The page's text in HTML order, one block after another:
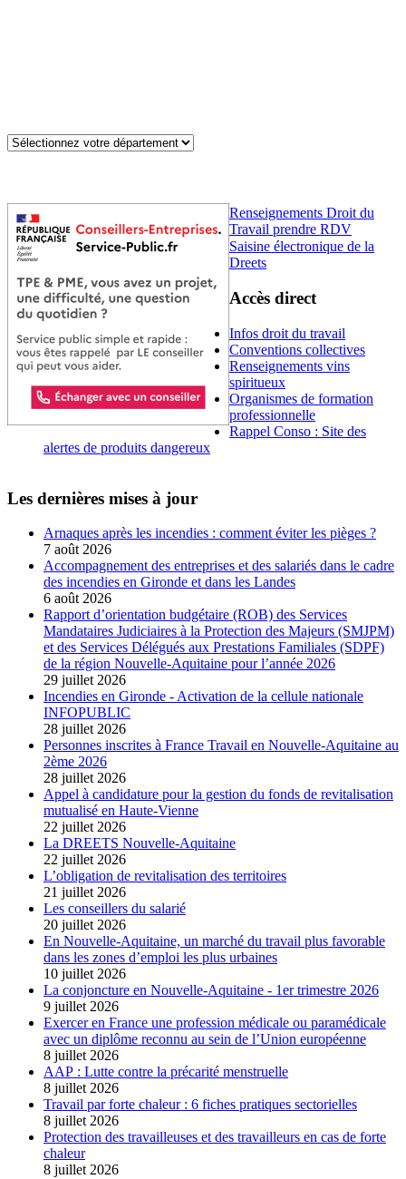
Renseignements Droit du
Travail prendre RDV
Saisine électronique de la
Dreets
Accès direct
Infos droit du travail
Conventions collectives
Renseignements vins
spiritueux
Organismes de formation
professionnelle
Rappel Conso : Site des
alertes de produits dangereux
Les dernières mises à jour
Arnaques après les incendies : comment éviter les pièges ?
7 août 2026
Accompagnement des entreprises et des salariés dans le cadre
des incendies en Gironde et dans les Landes
6 août 2026
Rapport d’orientation budgétaire (ROB) des Services
Mandataires Judiciaires à la Protection des Majeurs (SMJPM)
et des Services Délégués aux Prestations Familiales (SDPF)
de la région Nouvelle-Aquitaine pour l’année 2026
29 juillet 2026
Incendies en Gironde - Activation de la cellule nationale
INFOPUBLIC
28 juillet 2026
Personnes inscrites à France Travail en Nouvelle-Aquitaine au
2ème 2026
28 juillet 2026
Appel à candidature pour la gestion du fonds de revitalisation
mutualisé en Haute-Vienne
22 juillet 2026
La DREETS Nouvelle-Aquitaine
22 juillet 2026
L’obligation de revitalisation des territoires
21 juillet 2026
Les conseillers du salarié
20 juillet 2026
En Nouvelle-Aquitaine, un marché du travail plus favorable
dans les zones d’emploi les plus urbaines
10 juillet 2026
La conjoncture en Nouvelle-Aquitaine - 1er trimestre 2026
9 juillet 2026
Exercer en France une profession médicale ou paramédicale
avec un diplôme reconnu au sein de l’Union européenne
8 juillet 2026
AAP : Lutte contre la précarité menstruelle
8 juillet 2026
Travail par forte chaleur : 6 fiches pratiques sectorielles
8 juillet 2026
Protection des travailleuses et des travailleurs en cas de forte
chaleur
8 juillet 2026